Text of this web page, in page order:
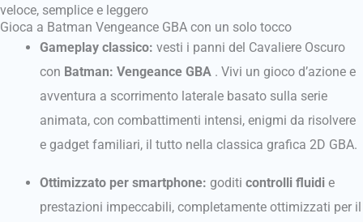
veloce, semplice e leggero
Gioca a Batman Vengeance GBA con un solo tocco
Gameplay classico: vesti i panni del Cavaliere Oscuro
con Batman: Vengeance GBA . Vivi un gioco d’azione e
avventura a scorrimento laterale basato sulla serie
animata, con combattimenti intensi, enigmi da risolvere
e gadget familiari, il tutto nella classica grafica 2D GBA.
Ottimizzato per smartphone: goditicontrolli fluidi e
prestazioni impeccabili, completamente ottimizzati per il